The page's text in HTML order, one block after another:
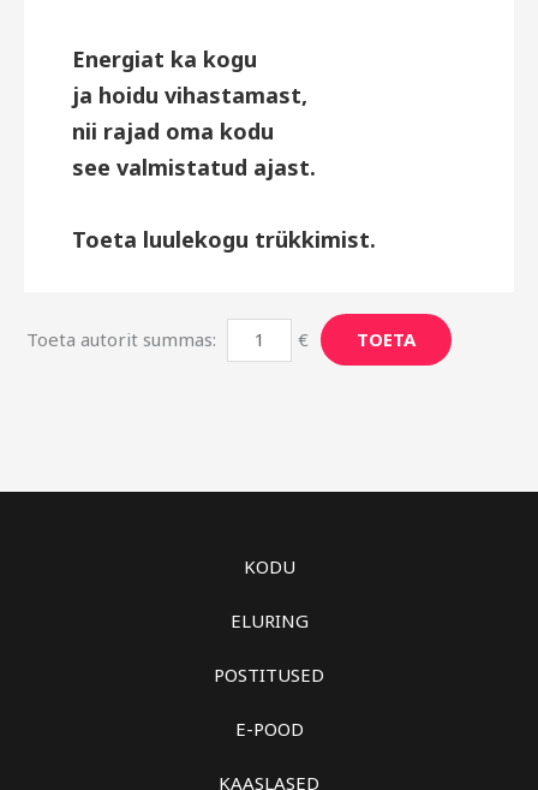
Energiat ka kogu
ja hoidu vihastamast,
nii rajad oma kodu
see valmistatud ajast.
Toeta autorit summas: € TOETA
KODU
ELURING
POSTITUSED
E-POOD
KAASLASED